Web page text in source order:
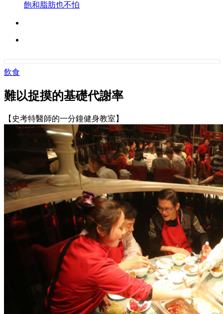
飽和脂肪也不怕
飲食
難以捉摸的基礎代謝率
【史考特醫師的一分鐘健身教室】